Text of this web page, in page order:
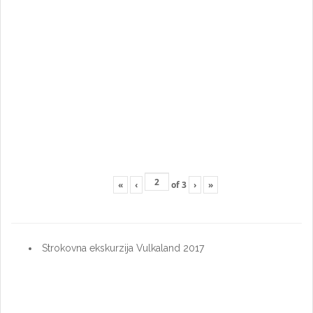
« ‹ of3 › »
Strokovna ekskurzija Vulkaland 2017